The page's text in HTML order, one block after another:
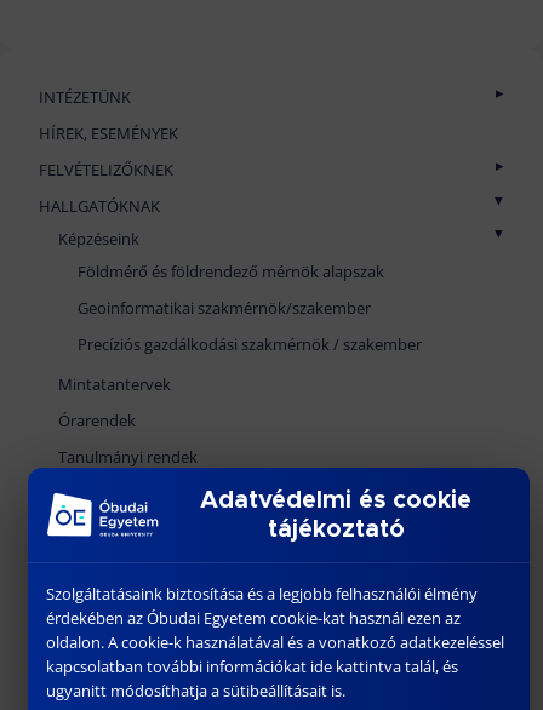
INTÉZETÜNK
Történet
GEO Aranykönyv
Mennybéli katedra
Munkatársak
Nyugdíjasaink
TELEFONKÖNYV
HÍREK, ESEMÉNYEK
FELVÉTELIZŐKNEK
Földmérő és földrendező mérnök alapszak
Geoinformatikai szakmérnök / szakember
Precíziós gazdálkodási szakmérnök / szakember
Felvételi tudnivalók
Miért legyél földmérő?
felvi.hu
Tudnivalók határon túli jelentkezőknek
HALLGATÓKNAK
Képzéseink
Földmérő és földrendező mérnök alapszak
Geoinformatikai szakmérnök/szakember
Precíziós gazdálkodási szakmérnök / szakember
Mintatantervek
Órarendek
Tanulmányi rendek
Nyomtatványok
Selmeci dalok
CEEPUS
Szakmai gyakorlat
Szabályzatok
Szakdolgozat
Adatvédelmi és cookie
tájékoztató
Szolgáltatásaink biztosítása és a legjobb felhasználói élmény
érdekében az Óbudai Egyetem cookie-kat használ ezen az
oldalon. A cookie-k használatával és a vonatkozó adatkezeléssel
kapcsolatban további információkat ide kattintva talál, és
ugyanitt módosíthatja a sütibeállításait is.